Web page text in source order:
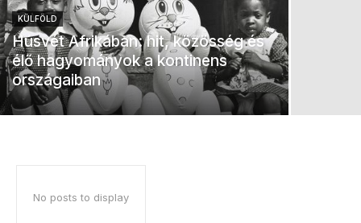
KÜLFÖLD
Húsvét Afrikában: hit, közösség és
élő hagyományok a kontinens
országaiban
No posts to display